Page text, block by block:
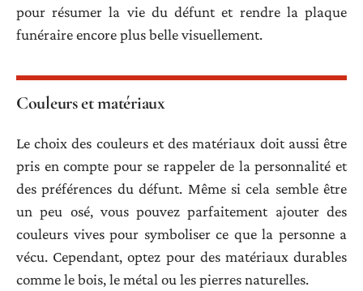
pour résumer la vie du défunt et rendre la plaque
funéraire encore plus belle visuellement.
Couleurs et matériaux
Le choix des couleurs et des matériaux doit aussi être
pris en compte pour se rappeler de la personnalité et
des préférences du défunt. Même si cela semble être
un peu osé, vous pouvez parfaitement ajouter des
couleurs vives pour symboliser ce que la personne a
vécu. Cependant, optez pour des matériaux durables
comme le bois, le métal ou les pierres naturelles.